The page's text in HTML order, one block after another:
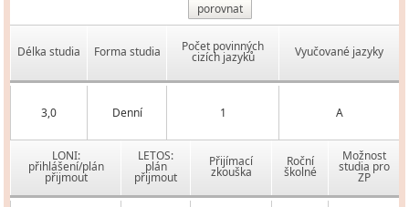
porovnat
Délka studia Forma studia Počet povinných
cizích jazyků Vyučované jazyky
3,0 Denní 1 A
LONI:
přihlášení/plán
přijmout
LETOS:
plán
přijmout
Přijímací
zkouška
Roční
školné
Možnost
studia pro
ZP